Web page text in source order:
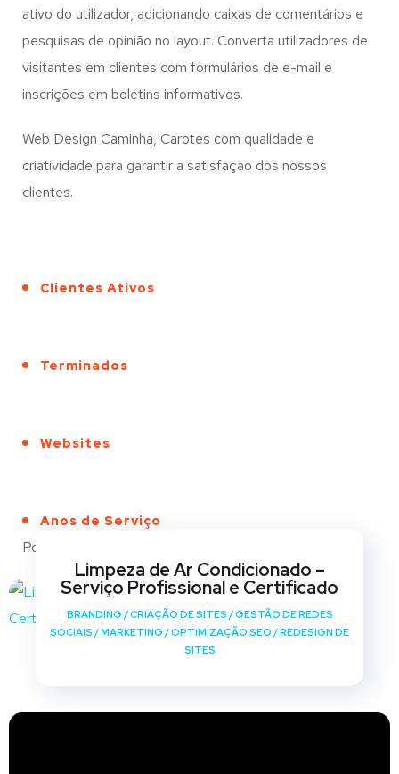
ativo do utilizador, adicionando caixas de comentários e
pesquisas de opinião no layout. Converta utilizadores de
visitantes em clientes com formulários de e-mail e
inscrições em boletins informativos.
Web Design Caminha, Carotes com qualidade e
criatividade para garantir a satisfação dos nossos
clientes.
Clientes Ativos
Terminados
Websites
Anos de Serviço
Portfólio
Limpeza de Ar Condicionado –
Serviço Profissional e Certificado
BRANDING /CRIAÇÃO DE SITES /GESTÃO DE REDES
SOCIAIS /MARKETING /OPTIMIZAÇÃO SEO /REDESIGN DE
SITES